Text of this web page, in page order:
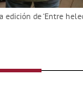
de ‘Entre